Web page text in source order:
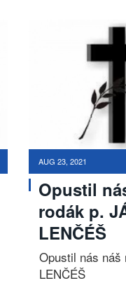
AUG 23, 2021
Opustil
rodák p.
LENČÉŠ
Opustil nás náš
LENČÉŠ